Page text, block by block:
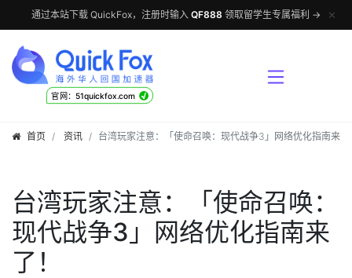
通过本站下载 QuickFox，注册时输入 QF888 领取留学生专属福利 → ✕
官网：51quickfox.com √
首页 资讯 台湾玩家注意：「使命召唤：现代战争3」网络优化指南来了
台湾玩家注意：「使命召唤：
现代战争3」网络优化指南来
了！